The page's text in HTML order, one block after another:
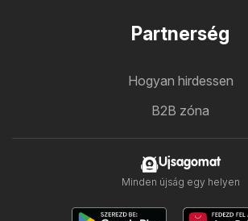
Partnerség
Hogyan hirdessen
B2B zóna
Ujsagomat
Minden újság egy helyen